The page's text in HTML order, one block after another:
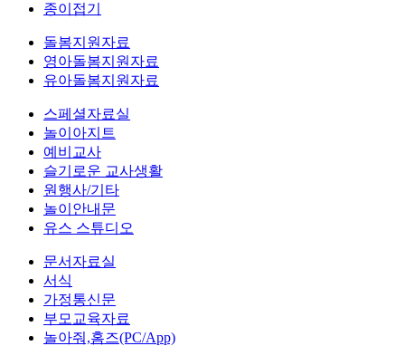
종이접기
돌봄지원자료
영아돌봄지원자료
유아돌봄지원자료
스페셜자료실
놀이아지트
예비교사
슬기로운 교사생활
원행사/기타
놀이안내문
유스 스튜디오
문서자료실
서식
가정통신문
부모교육자료
놀아줘,홈즈(PC/App)